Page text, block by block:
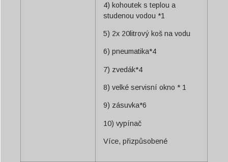
4) kohoutek s teplou a
studenou vodou *1
5) 2x 20litrový koš na vodu
6) pneumatika*4
7) zvedák*4
8) velké servisní okno * 1
9) zásuvka*6
10) vypínač
Více, přizpůsobené